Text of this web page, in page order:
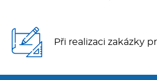
Při realizaci zakázky